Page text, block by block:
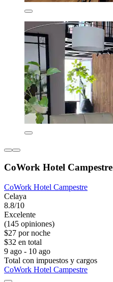
CoWork Hotel Campestre
CoWork Hotel Campestre
Celaya
8.8/10
Excelente
(145 opiniones)
$27 por noche
$32 en total
9 ago - 10 ago
Total con impuestos y cargos
CoWork Hotel Campestre